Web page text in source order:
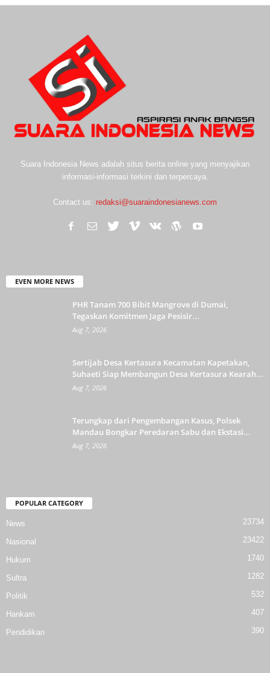
Suara Indonesia News adalah situs berita online yang menyajikan
informasi-informasi terkini dan terpercaya.
Contact us: redaksi@suaraindonesianews.com
EVEN MORE NEWS
PHR Tanam 700 Bibit Mangrove di Dumai,
Tegaskan Komitmen Jaga Pesisir...
Aug 7, 2026
Sertijab Desa Kertasura Kecamatan Kapetakan,
Suhaeti Siap Membangun Desa Kertasura Kearah...
Aug 7, 2026
Terungkap dari Pengembangan Kasus, Polsek
Mandau Bongkar Peredaran Sabu dan Ekstasi...
Aug 7, 2026
POPULAR CATEGORY
News 23734
Nasional 23422
Hukum 1740
Sultra 1282
Politik 532
Hankam 407
Pendidikan 390